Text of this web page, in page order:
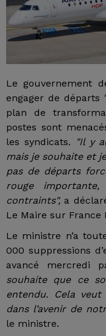
Le gouvernement
engager de départs
plan de
postes sont
les syndicats.
"Il y
mais je souhaite et
pas de départs
rouge
contraints", a
Le Maire sur France
Le ministre n’a
000 suppressions
avancé mercredi
souhaite que ce
entendu. Cela
dans l’avenir de
le ministre.